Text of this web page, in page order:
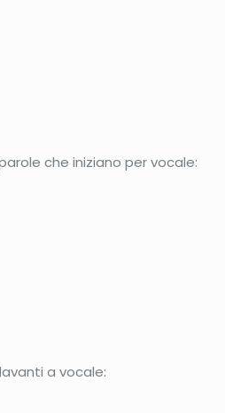
che iniziano per vocale:
a vocale: